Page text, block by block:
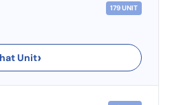
179UNIT
Unit›